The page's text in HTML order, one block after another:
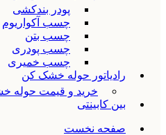
پودر بندکشی
چسب آکواریوم
چسب بتن
چسب پودری
چسب خمیری
رادیاتور حوله خشک کن
خرید و قیمت حوله
بین کابینتی
صفحه نخست